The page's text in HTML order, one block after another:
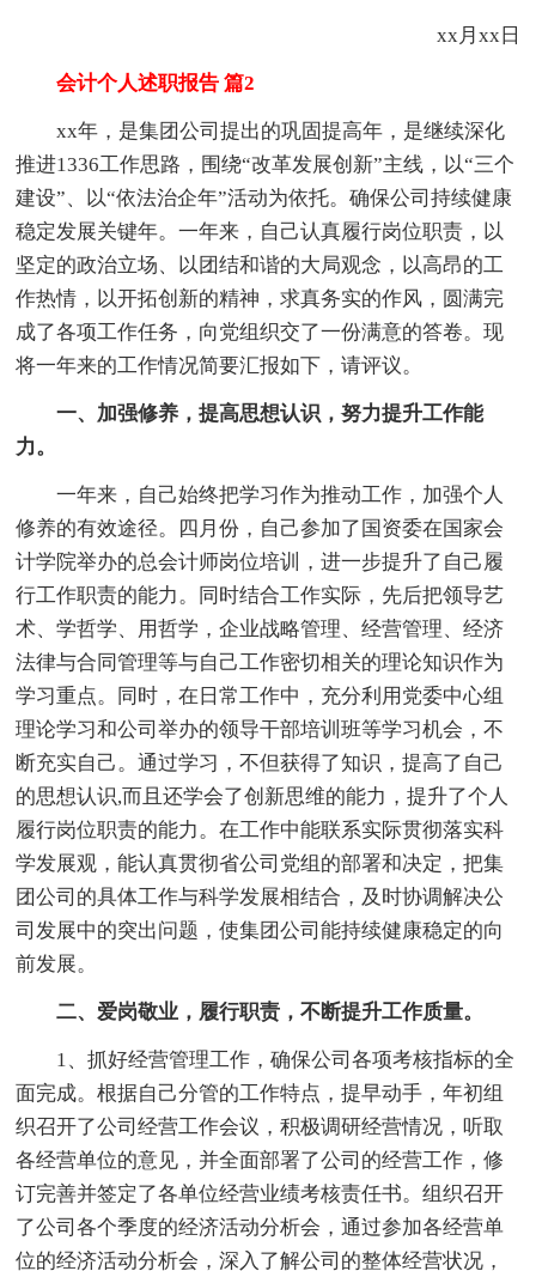
xx月xx日
会计个人述职报告 篇2
xx年，是集团公司提出的巩固提高年，是继续深化
推进1336工作思路，围绕“改革发展创新”主线，以“三个
建设”、以“依法治企年”活动为依托。确保公司持续健康
稳定发展关键年。一年来，自己认真履行岗位职责，以
坚定的政治立场、以团结和谐的大局观念，以高昂的工
作热情，以开拓创新的精神，求真务实的作风，圆满完
成了各项工作任务，向党组织交了一份满意的答卷。现
将一年来的工作情况简要汇报如下，请评议。
一、加强修养，提高思想认识，努力提升工作能
力。
一年来，自己始终把学习作为推动工作，加强个人
修养的有效途径。四月份，自己参加了国资委在国家会
计学院举办的总会计师岗位培训，进一步提升了自己履
行工作职责的能力。同时结合工作实际，先后把领导艺
术、学哲学、用哲学，企业战略管理、经营管理、经济
法律与合同管理等与自己工作密切相关的理论知识作为
学习重点。同时，在日常工作中，充分利用党委中心组
理论学习和公司举办的领导干部培训班等学习机会，不
断充实自己。通过学习，不但获得了知识，提高了自己
的思想认识,而且还学会了创新思维的能力，提升了个人
履行岗位职责的能力。在工作中能联系实际贯彻落实科
学发展观，能认真贯彻省公司党组的部署和决定，把集
团公司的具体工作与科学发展相结合，及时协调解决公
司发展中的突出问题，使集团公司能持续健康稳定的向
前发展。
二、爱岗敬业，履行职责，不断提升工作质量。
1、抓好经营管理工作，确保公司各项考核指标的全
面完成。根据自己分管的工作特点，提早动手，年初组
织召开了公司经营工作会议，积极调研经营情况，听取
各经营单位的意见，并全面部署了公司的经营工作，修
订完善并签定了各单位经营业绩考核责任书。组织召开
了公司各个季度的经济活动分析会，通过参加各经营单
位的经济活动分析会，深入了解公司的整体经营状况，